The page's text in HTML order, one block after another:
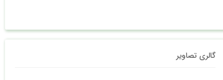
گالری تصاویر